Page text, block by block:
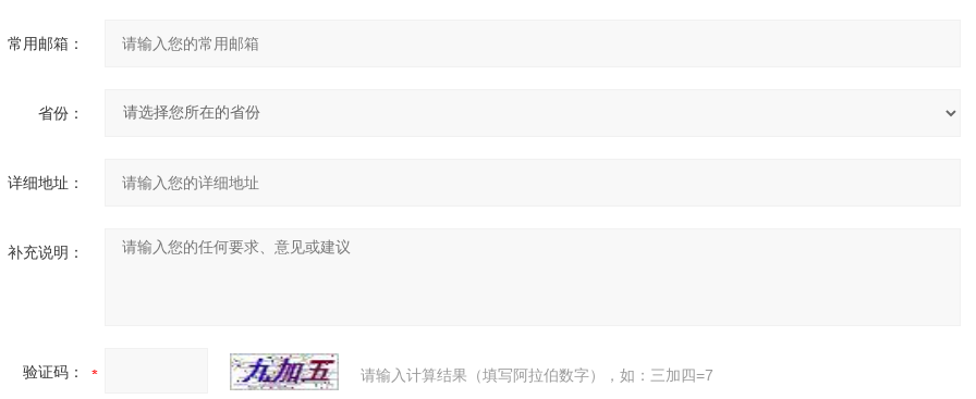
常用邮箱：
省份：
详细地址：
补充说明：
验证码： 请输入计算结果（填写阿拉伯数字），如：三加四=7